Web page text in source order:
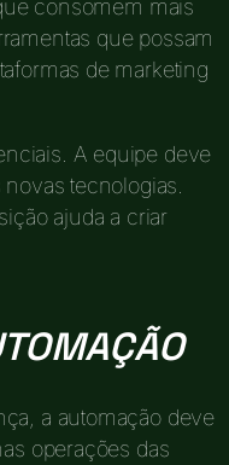
consomem mais
que possam
de marketing
A equipe deve
tecnologias.
ajuda a criar
a automação deve
operações das